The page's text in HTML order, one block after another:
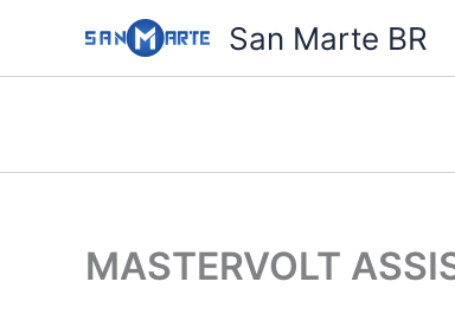
o
San Marte BR
MASTERVOLT